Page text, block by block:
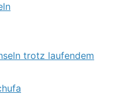
trotz laufendem